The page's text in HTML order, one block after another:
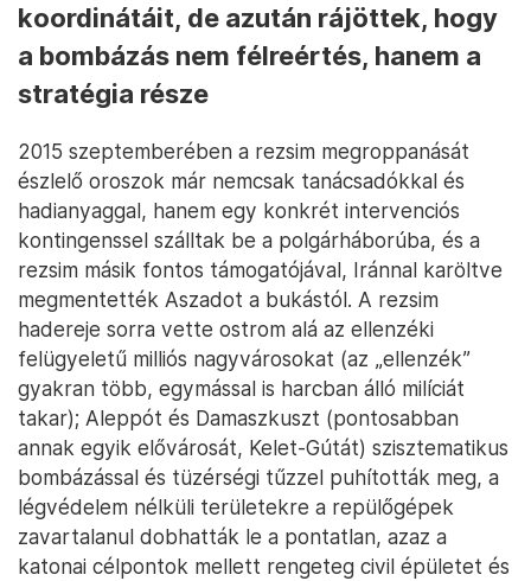
koordinátáit, de azután rájöttek, hogy
a bombázás nem félreértés, hanem a
stratégia része
2015 szeptemberében a rezsim megroppanását
észlelő oroszok már nemcsak tanácsadókkal és
hadianyaggal, hanem egy konkrét intervenciós
kontingenssel szálltak be a polgárháborúba, és a
rezsim másik fontos támogatójával, Iránnal karöltve
megmentették Aszadot a bukástól. A rezsim
hadereje sorra vette ostrom alá az ellenzéki
felügyeletű milliós nagyvárosokat (az „ellenzék”
gyakran több, egymással is harcban álló milíciát
takar); Aleppót és Damaszkuszt (pontosabban
annak egyik elővárosát, Kelet-Gútát) szisztematikus
bombázással és tüzérségi tűzzel puhították meg, a
légvédelem nélküli területekre a repülőgépek
zavartalanul dobhatták le a pontatlan, azaz a
katonai célpontok mellett rengeteg civil épületet és